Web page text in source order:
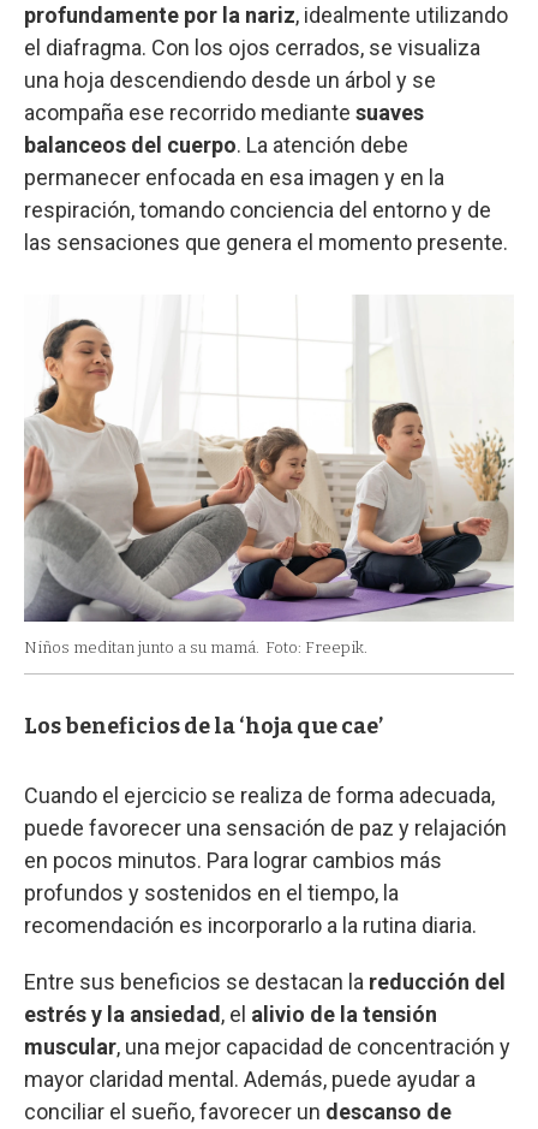
profundamente por la nariz, idealmente utilizando
el diafragma. Con los ojos cerrados, se visualiza
una hoja descendiendo desde un árbol y se
acompaña ese recorrido mediante suaves
balanceos del cuerpo. La atención debe
permanecer enfocada en esa imagen y en la
respiración, tomando conciencia del entorno y de
las sensaciones que genera el momento presente.
Niños meditan junto a su mamá. Foto: Freepik.
Los beneficios de la ‘hoja que cae’
Cuando el ejercicio se realiza de forma adecuada,
puede favorecer una sensación de paz y relajación
en pocos minutos. Para lograr cambios más
profundos y sostenidos en el tiempo, la
recomendación es incorporarlo a la rutina diaria.
Entre sus beneficios se destacan la reducción del
estrés y la ansiedad , el alivio de la tensión
muscular, una mejor capacidad de concentración y
mayor claridad mental. Además, puede ayudar a
conciliar el sueño, favorecer un descanso de